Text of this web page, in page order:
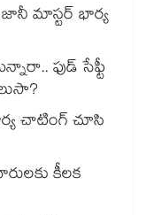
మాస్టర్ భార్య
ఫుడ్ సేఫ్టీ
చాటింగ్ చూసి
కీలక